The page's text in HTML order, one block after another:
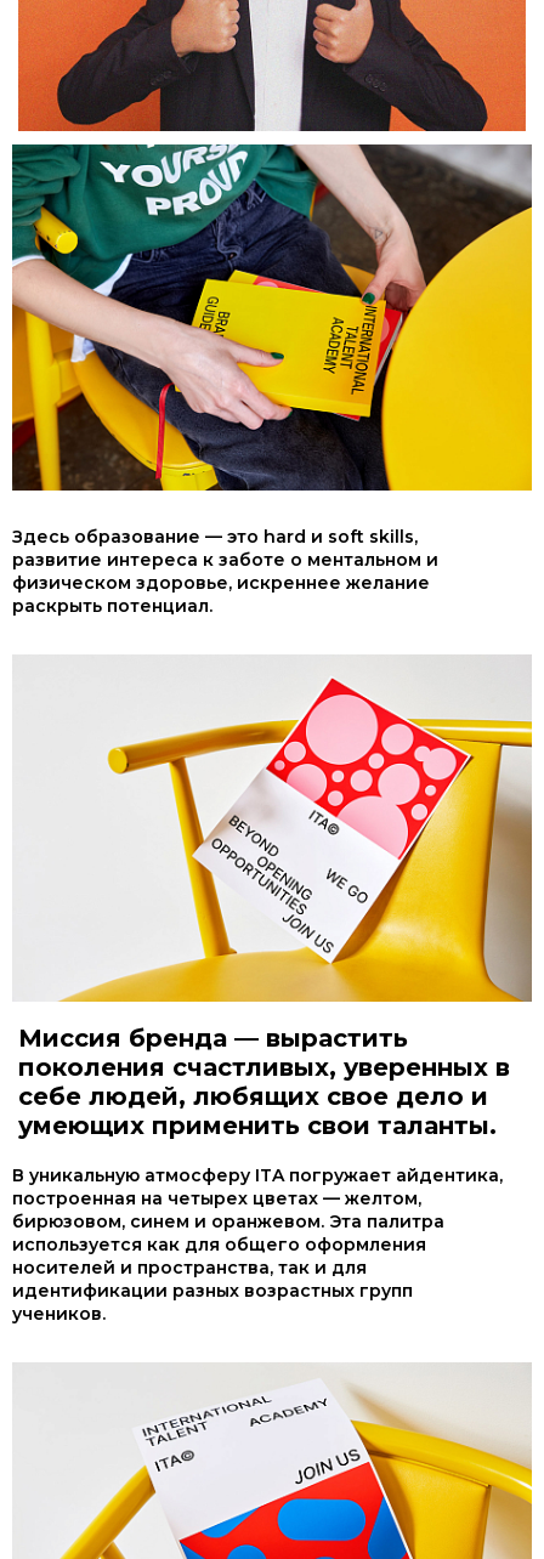
Здесь образование — это hard и soft skills,
развитие интереса к заботе о ментальном и
физическом здоровье, искреннее желание
раскрыть потенциал.
Миссия бренда — вырастить
поколения счастливых, уверенных в
себе людей, любящих свое дело и
умеющих применить свои таланты.
В уникальную атмосферу ITA погружает айдентика,
построенная на четырех цветах — желтом,
бирюзовом, синем и оранжевом. Эта палитра
используется как для общего оформления
носителей и пространства, так и для
идентификации разных возрастных групп
учеников.